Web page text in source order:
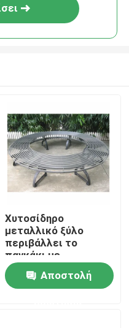
Χυτοσίδηρο
μεταλλικό ξύλο
περιβάλλει το
παγκάκι με
πολυεστέρα σκόνη
επικάλυψηΑποστολή